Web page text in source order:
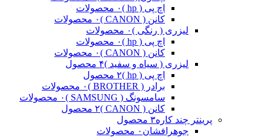
اچ پی ( hp )
۰ محصولات
کانن ( CANON )
۰ محصولات
لیزری ( رنگی )۰ محصولات
اچ پی ( hp )
۰ محصولات
کانن ( CANON )
۰ محصولات
لیزری ( سیاه و سفید )۴ محصول
اچ پی ( hp )
۲ محصول
برادر ( BROTHER )
۰ محصولات
سامسونگ ( SAMSUNG )
۰ محصولات
کانن ( CANON )
۲ محصول
پرینتر چند کاره۳ محصول
جوهرافشان ۰ محصولات